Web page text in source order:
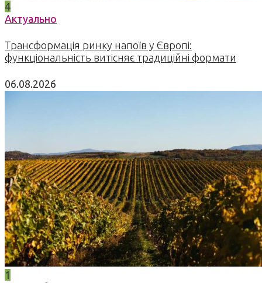
4
Актуально
Трансформація ринку напоїв у Європі:
функціональність витісняє традиційні формати
06.08.2026
1